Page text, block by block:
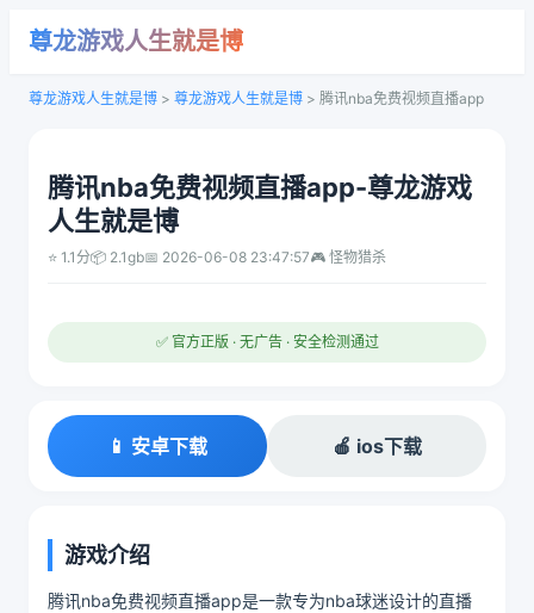
尊龙游戏人生就是博
尊龙游戏人生就是博 > 尊龙游戏人生就是博 > 腾讯nba免费视频直播app
腾讯nba免费视频直播app-尊龙游戏
人生就是博
⭐ 1.1分📦 2.1gb📅 2026-06-08 23:47:57🎮 怪物猎杀
✅ 官方正版 · 无广告 · 安全检测通过
📱 安卓下载 🍎 ios下载
游戏介绍
腾讯nba免费视频直播app是一款专为nba球迷设计的直播